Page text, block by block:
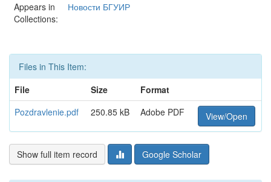
Appears in
Collections:
Новости БГУИР
Files in This Item:
File
Size
Format
Pozdravlenie.pdf
250.85 kB Adobe PDF View/Open
Show full item record Google Scholar